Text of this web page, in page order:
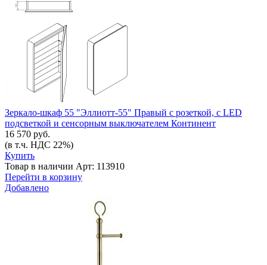
Зеркало-шкаф 55 "Эллиотт-55" Правый с розеткой, с LED
подсветкой и сенсорным выключателем Континент
16 570 руб.
(в т.ч. НДС 22%)
Купить
Товар в наличии Арт: 113910
Перейти в корзину
Добавлено